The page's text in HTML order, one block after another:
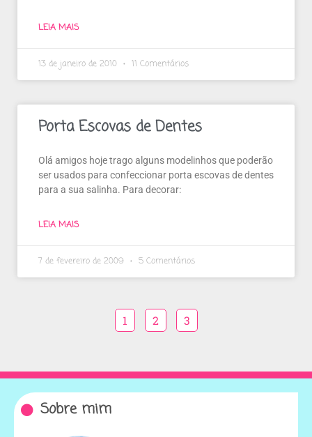
LEIA MAIS
13 de janeiro de 2010 11 Comentários
Porta Escovas de Dentes
Olá amigos hoje trago alguns modelinhos que poderão
ser usados para confeccionar porta escovas de dentes
para a sua salinha. Para decorar:
LEIA MAIS
7 de fevereiro de 2009 5 Comentários
1 2 3
Sobre mim